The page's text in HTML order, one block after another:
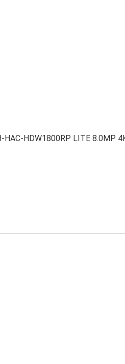
HAC-HDW1800RP LITE 8.0MP